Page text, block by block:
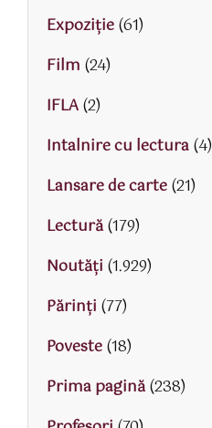
Expoziție(61)
Film (24)
IFLA(2)
Intalnire cu lectura(4)
Lansare de carte(21)
Lectură(179)
Noutăți (1.929)
Părinţi (77)
Poveste(18)
Prima pagină(238)